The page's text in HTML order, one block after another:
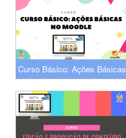
Curso Básico: Ações Básicas
no Moodle